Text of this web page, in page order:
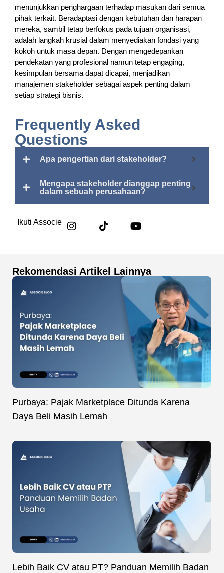
menunjukkan penghargaan terhadap masukan dari semua
pihak terkait. Beradaptasi dengan kebutuhan dan harapan
mereka, sambil tetap berfokus pada tujuan organisasi,
adalah langkah krusial dalam menyediakan fondasi yang
kokoh untuk masa depan. Dengan mengedepankan
pendekatan yang profesional namun tetap engaging,
kesimpulan bersama dapat dicapai, menjadikan
manajemen stakeholder sebagai aspek penting dalam
setiap strategi bisnis.
Frequently Asked
Questions
Apa pengertian dari stakeholder?
Mengapa stakeholder dianggap penting
dalam sebuah perusahaan?
Ikuti Associe
Rekomendasi Artikel Lainnya
Purbaya: Pajak Marketplace Ditunda Karena
Daya Beli Masih Lemah
Lebih Baik CV atau PT? Panduan Memilih Badan